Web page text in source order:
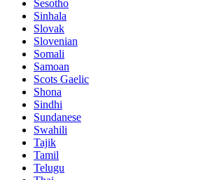
Sesotho
Sinhala
Slovak
Slovenian
Somali
Samoan
Scots Gaelic
Shona
Sindhi
Sundanese
Swahili
Tajik
Tamil
Telugu